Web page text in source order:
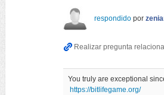
respondido por
You truly are exceptional
https://bitlifegame.org/